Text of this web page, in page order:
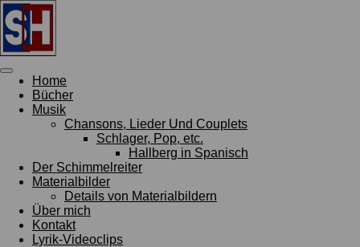
Zum
Hauptinhalt
springen
Home
Bücher
Musik
Chansons, Lieder Und Couplets
Schlager, Pop, etc.
Hallberg in Spanisch
Der Schimmelreiter
Materialbilder
Details von Materialbildern
Über mich
Kontakt
Lyrik-Videoclips